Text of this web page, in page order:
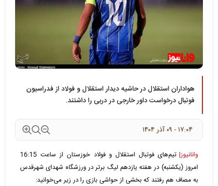
هواداران استقلال در حاشیه دیدار استقلال و فولاد از فدراسیون
فوتبال درخواست داور خارجی در دربی را داشتند.
۱۷:۰۴ - ۰۹ آذر ۱۴۰۴
وانانیوز|
تیم‌های فوتبال استقلال و فولاد خوزستان از ساعت 16:15
امروز (یکشنبه) در هفته یازدهم لیگ برتر در ورزشگاه شهدای شهرقدس
به مصاف هم رفتند که بخشی از حواشی بازی را در زیر می‌خوانید: